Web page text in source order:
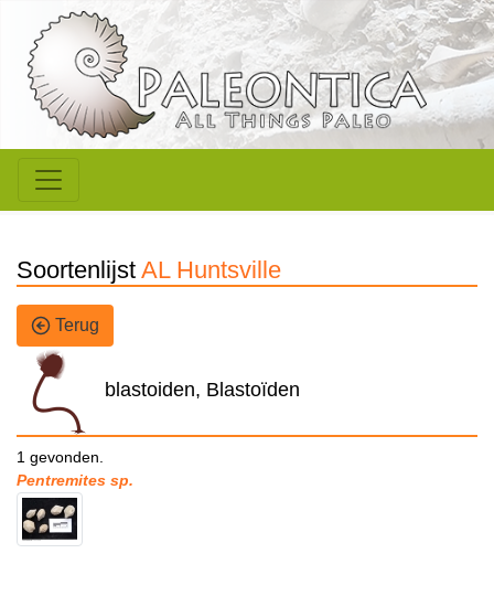
Soortenlijst AL Huntsville
Terug
blastoiden, Blastoïden
1 gevonden.
Pentremites sp.